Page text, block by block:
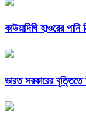
কাউয়াদিঘি হাওরের
ভারত সরকারের বৃত্তিতে